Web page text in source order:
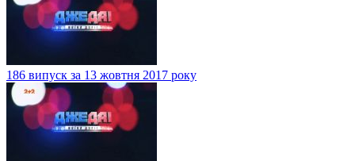
186 випуск за 13 жовтня 2017 року